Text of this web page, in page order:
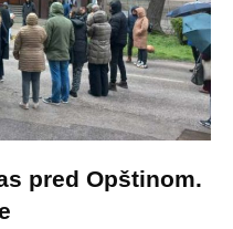
pred Opštinom.